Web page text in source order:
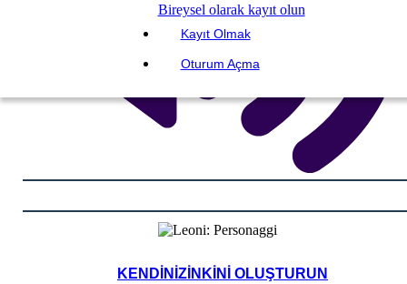
Bireysel olarak kayıt olun
Kayıt Olmak
Oturum Açma
KENDINIZINKINI OLUŞTURUN